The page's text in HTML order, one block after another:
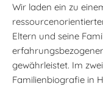
Wir laden ein zu
Eltern und seine
gewährleistet. Im
Familienbiografie in